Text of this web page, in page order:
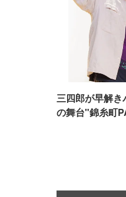
三四郎が早解
の舞台"錦糸町